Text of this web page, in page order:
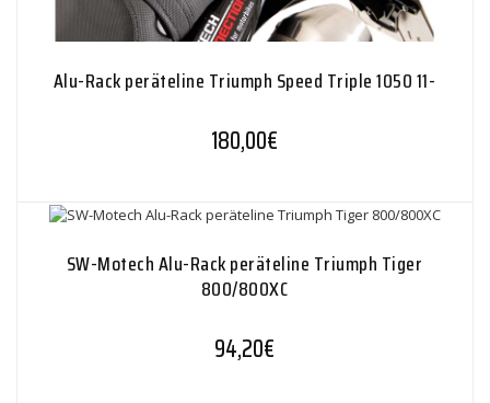
Alu-Rack peräteline Triumph Speed Triple 1050 11-
180,00€
SW-Motech Alu-Rack peräteline Triumph Tiger
800/800XC
94,20€